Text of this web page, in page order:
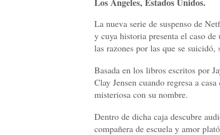
Los Ángeles, Estados Unidos.
La nueva serie de suspenso de
y cuya historia presenta el caso
las razones por las que se suicidó,
Basada en los libros escritos por
Clay Jensen cuando regresa a
misteriosa con su nombre.
Dentro de dicha caja descubre
compañera de escuela y amor